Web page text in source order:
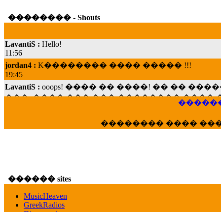
�������� - Shouts
11:56
jordan4 :
19:45
LavantiS :
���; ���� ��� ��� �������� ����
15:07
LavantiS :����� ���� ������� ���
veronica : E���� 2012 ��� ����� ���
������� ��������� ���� ������
16:39
veronica :[URL] ���� ���;
�������� ����
������ sites
MusicHeaven
GreekRadios